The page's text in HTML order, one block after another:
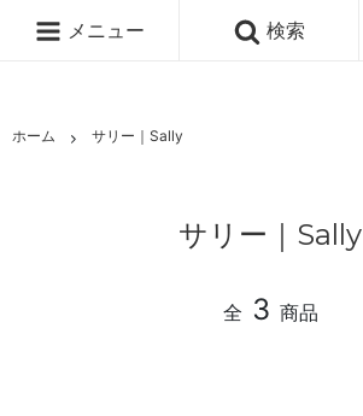
メニュー 検索
ホーム サリー｜Sally
サリー｜Sally
全 3 商品